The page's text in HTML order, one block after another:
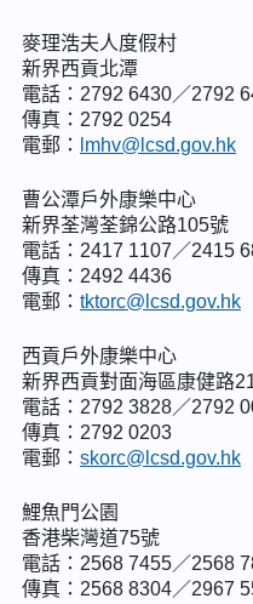
麥理浩夫人度假村
新界西貢北潭
電話：2792 6430／2792
傳真：2792 0254
電郵：
lmhv@lcsd.gov.hk
曹公潭戶外康樂中心
新界荃灣荃錦公路105號
電話：2417 1107／2415
傳真：2492 4436
電郵： tktorc@lcsd.gov.hk
西貢戶外康樂中心
新界西貢對面海區康健路
電話：2792 3828／2792
傳真：2792 0203
電郵： skorc@lcsd.gov.hk
鯉魚門公園
香港柴灣道75號
電話：2568 7455／2568
傳真：2568 8304／2967